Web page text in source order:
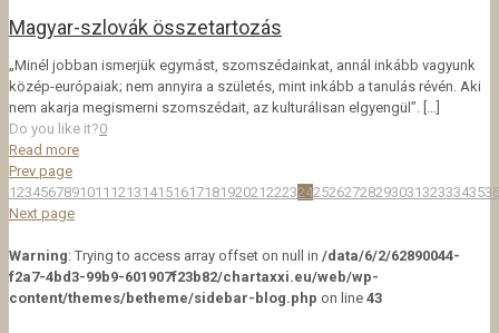
Magyar-szlovák összetartozás
„Minél jobban ismerjük egymást, szomszédainkat, annál inkább vagyunk
közép-európaiak; nem annyira a születés, mint inkább a tanulás révén. Aki
nem akarja megismerni szomszédait, az kulturálisan elgyengül”. […]
Do you like it?0
Read more
Prev page
1234567891011 12131415161718192021222324252627282930313233343536
Next page
Warning: Trying to access array offset on null in /data/6/2/62890044-
f2a7-4bd3-99b9-601907f23b82/chartaxxi.eu/web/wp-
content/themes/betheme/sidebar-blog.php on line 43